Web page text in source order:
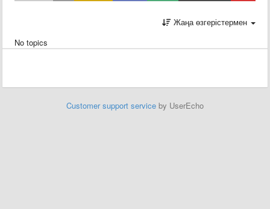
Жаңа өзгерістермен
No topics
Customer support service by UserEcho